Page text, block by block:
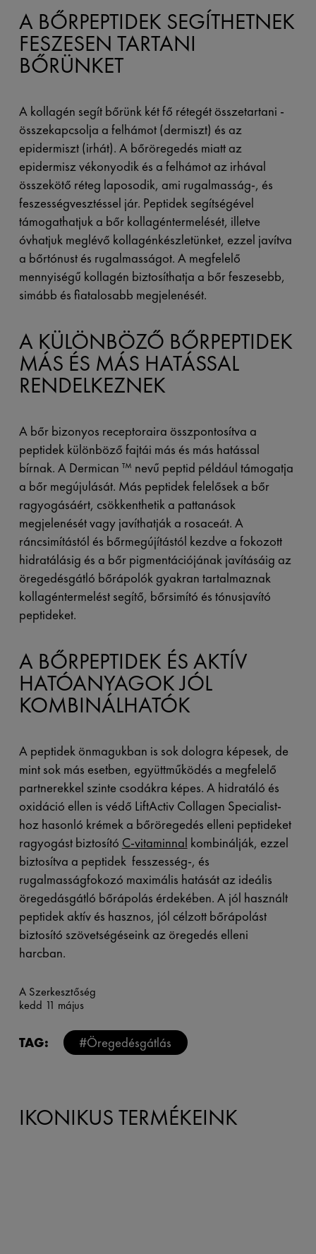
A BŐRPEPTIDEK SEGÍTHETNEK
FESZESEN TARTANI
BŐRÜNKET
A kollagén segít bőrünk két fő rétegét összetartani -
összekapcsolja a felhámot (dermiszt) és az
epidermiszt (irhát). A bőröregedés miatt az
epidermisz vékonyodik és a felhámot az irhával
összekötő réteg laposodik, ami rugalmasság-, és
feszességvesztéssel jár. Peptidek segítségével
támogathatjuk a bőr kollagéntermelését, illetve
óvhatjuk meglévő kollagénkészletünket, ezzel javítva
a bőrtónust és rugalmasságot. A megfelelő
mennyiségű kollagén biztosíthatja a bőr feszesebb,
simább és fiatalosabb megjelenését.
A KÜLÖNBÖZŐ BŐRPEPTIDEK
MÁS ÉS MÁS HATÁSSAL
RENDELKEZNEK
A bőr bizonyos receptoraira összpontosítva a
peptidek különböző fajtái más és más hatással
bírnak. A Dermican ™ nevű peptid például támogatja
a bőr megújulását. Más peptidek felelősek a bőr
ragyogásáért, csökkenthetik a pattanások
megjelenését vagy javíthatják a rosaceát. A
ráncsimítástól és bőrmegújítástól kezdve a fokozott
hidratálásig és a bőr pigmentációjának javításáig az
öregedésgátló bőrápolók gyakran tartalmaznak
kollagéntermelést segítő, bőrsimító és tónusjavító
peptideket.
A BŐRPEPTIDEK ÉS AKTÍV
HATÓANYAGOK JÓL
KOMBINÁLHATÓK
A peptidek önmagukban is sok dologra képesek, de
mint sok más esetben, együttműködés a megfelelő
partnerekkel szinte csodákra képes. A hidratáló és
oxidáció ellen is védő LiftActiv Collagen Specialist-
hoz hasonló krémek a bőröregedés elleni peptideket
ragyogást biztosító C-vitaminnal kombinálják, ezzel
biztosítva a peptidek fesszesség-, és
rugalmasságfokozó maximális hatását az ideális
öregedásgátló bőrápolás érdekében. A jól használt
peptidek aktív és hasznos, jól célzott bőrápolást
biztosító szövetségéseink az öregedés elleni
harcban.
A Szerkesztőség
kedd 11 május
TAG: #Öregedésgátlás
IKONIKUS TERMÉKEINK